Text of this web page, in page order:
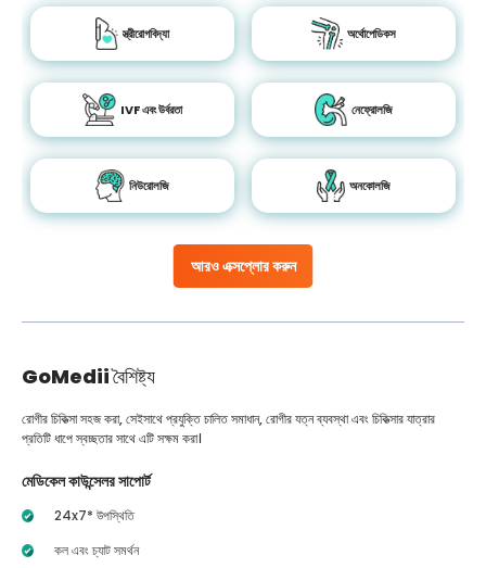
আরও এক্সপ্লোর করুন
স্ত্রীরোগবিদ্যা অর্থোপেডিকস
IVF এবং উর্বরতা নেফ্রোলজি
নিউরোলজি অনকোলজি
GoMediiবৈশিষ্ট্য
রোগীর চিকিত্সা সহজ করা, সেইসাথে প্রযুক্তি চালিত সমাধান, রোগীর যত্ন ব্যবস্থা এবং চিকিত্সার যাত্রার
প্রতিটি ধাপে স্বচ্ছতার সাথে এটি সক্ষম করা।
মেডিকেল কাউন্সেলর সাপোর্ট
24x7* উপস্থিতি
কল এবং চ্যাট সমর্থন